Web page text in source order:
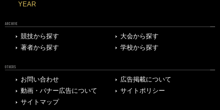
YEAR
ARCHIVE
競技から探す
大会から探す
著者から探す
学校から探す
OTHERS
お問い合わせ
広告掲載について
動画・バナー広告について
サイトポリシー
サイトマップ